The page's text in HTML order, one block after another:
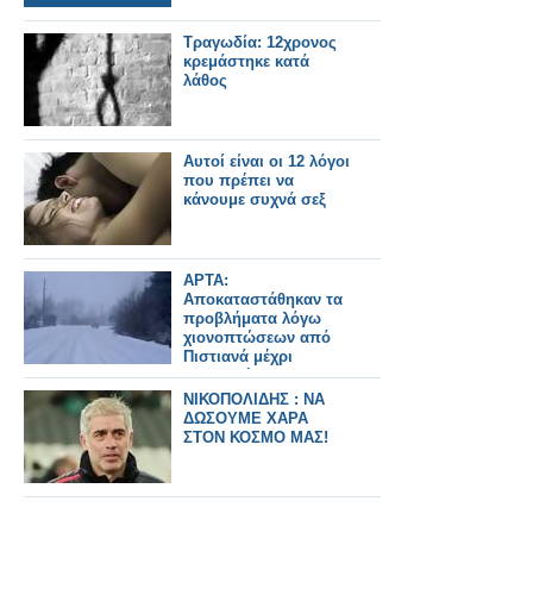
Τραγωδία: 12χρονος
κρεμάστηκε κατά
λάθος
Αυτοί είναι οι 12 λόγοι
που πρέπει να
κάνουμε συχνά σεξ
ΑΡΤΑ:
Αποκαταστάθηκαν τα
προβλήματα λόγω
χιονοπτώσεων από
Πιστιανά μέχρι
Δαφνωτή
ΝΙΚΟΠΟΛΙΔΗΣ : ΝΑ
ΔΩΣΟΥΜΕ ΧΑΡΑ
ΣΤΟΝ ΚΟΣΜΟ ΜΑΣ!